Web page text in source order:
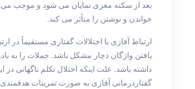
بعد از سکته مغزی نمایان می شود و موجب
خواندن و نوشتن را متأثر می کند.
ارتباط آفازی با اختلالات گفتاری مستقیماً
یافتن واژگان دچار مشکل باشد. جملات را به
داشته باشد. علت اینکه اختلال تکلم ناگهانی
گفتاردرمانی آفازی به صورت تمرینات